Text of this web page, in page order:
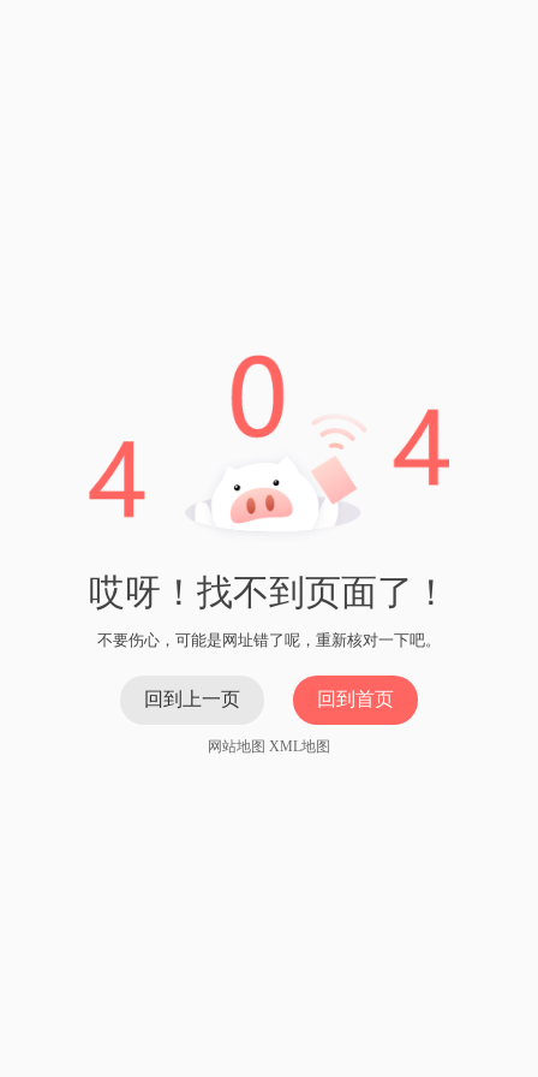
哎呀！找不到页面了！
不要伤心，可能是网址错了呢，重新核对一下吧。
回到上一页 回到首页
网站地图 XML地图